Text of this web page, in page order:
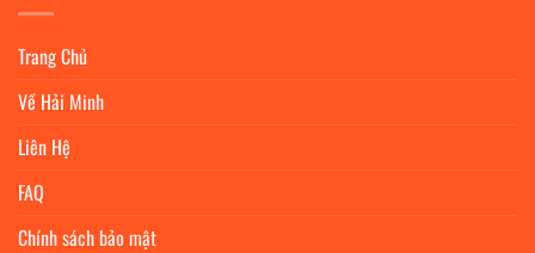
Trang Chủ
Về Hải Minh
Liên Hệ
FAQ
Chính sách bảo mật